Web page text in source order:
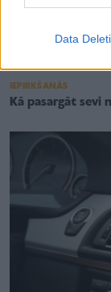
Data
IEPIRKŠANĀS
Kā pasargāt sevi